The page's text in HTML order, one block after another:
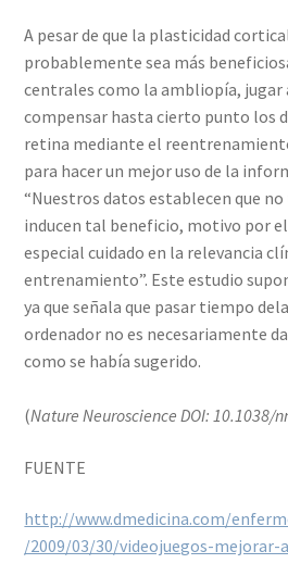
A pesar de que la plasticidad
probablemente sea más
centrales como la ambliopía, jugar
compensar hasta cierto punto los
retina mediante el
para hacer un mejor uso de la
“Nuestros datos establecen que
inducen tal beneficio, motivo por el
especial cuidado en la relevancia
entrenamiento”. Este estudio
ya que señala que pasar tiempo
ordenador no es necesariamente
como se había sugerido.
(Nature Neuroscience DOI: 10.1038/
FUENTE
http://www.dmedicina.com/
/2009/03/30/videojuegos-